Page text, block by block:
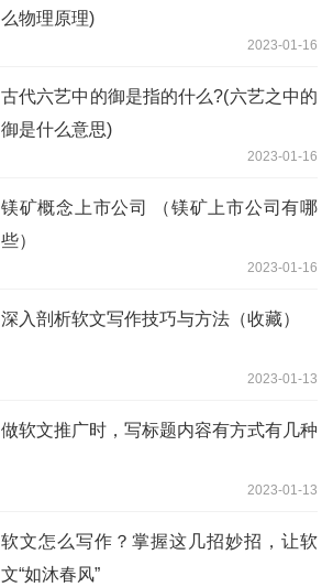
么物理原理)
2023-01-16
古代六艺中的御是指的什么?(六艺之中的
御是什么意思)
2023-01-16
镁矿概念上市公司 （镁矿上市公司有哪
些）
2023-01-16
深入剖析软文写作技巧与方法（收藏）
2023-01-13
做软文推广时，写标题内容有方式有几种
2023-01-13
软文怎么写作？掌握这几招妙招，让软
文“如沐春风”